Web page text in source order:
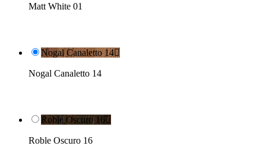
Matt White 01
Nogal Canaletto 14
Nogal Canaletto 14
Roble Oscuro 16
Roble Oscuro 16